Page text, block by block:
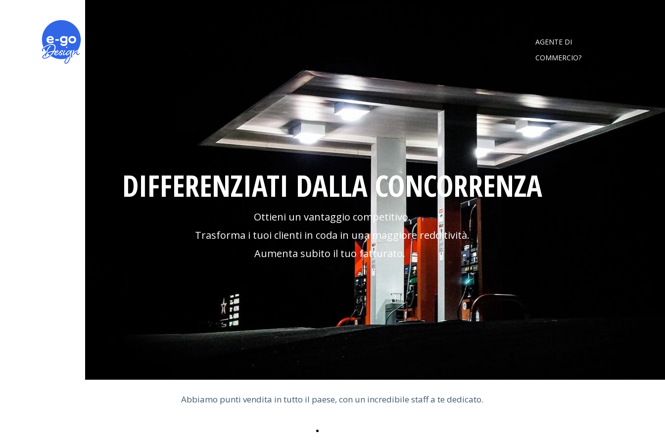
AGENTE DI
COMMERCIO?
DIFFERENZIATI DALLA CONCORRENZA
Ottieni un vantaggio competitivo.
Trasforma i tuoi clienti in coda in una maggiore redditività.
Aumenta subito il tuo fatturato.
Abbiamo punti vendita in tutto il paese, con un incredibile staff a te dedicato.